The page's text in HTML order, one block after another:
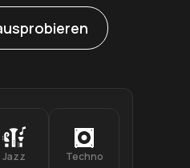
Jazz Techno